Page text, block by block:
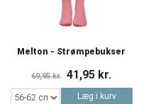
Melton - Strømpebukser
69,95 kr. 41,95 kr.
Læg i kurv